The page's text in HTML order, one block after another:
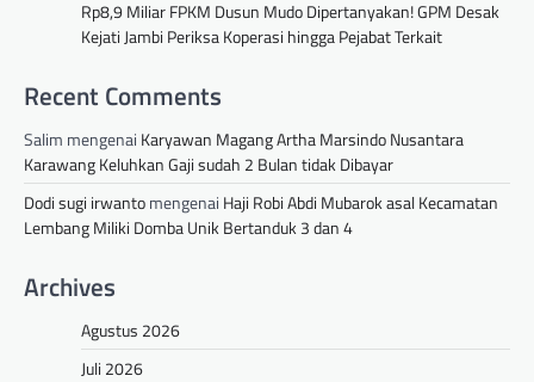
Rp8,9 Miliar FPKM Dusun Mudo Dipertanyakan! GPM Desak
Kejati Jambi Periksa Koperasi hingga Pejabat Terkait
Recent Comments
Salim mengenai Karyawan Magang Artha Marsindo Nusantara
Karawang Keluhkan Gaji sudah 2 Bulan tidak Dibayar
Dodi sugi irwantomengenai Haji Robi Abdi Mubarok asal Kecamatan
Lembang Miliki Domba Unik Bertanduk 3 dan 4
Archives
Agustus 2026
Juli 2026